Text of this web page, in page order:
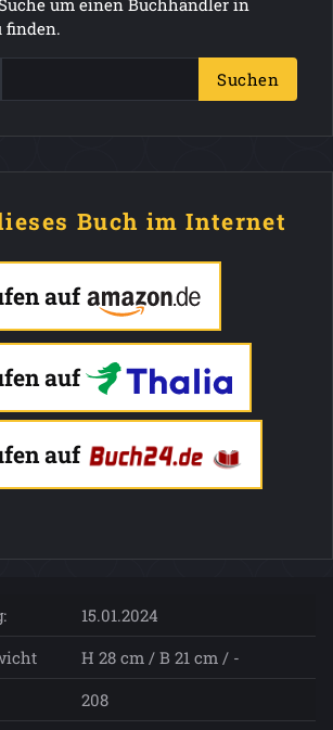
um einen Buchhändler in
finden.
Suchen
Buch im Internet
auf
auf
auf
15.01.2024
H 28 cm / B 21 cm / -
208